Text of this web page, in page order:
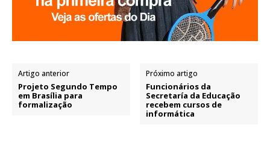
Artigo anterior
Projeto Segundo Tempo
em Brasília para
formalização
Próximo artigo
Funcionários da
Secretaría da Educação
recebem cursos de
informática